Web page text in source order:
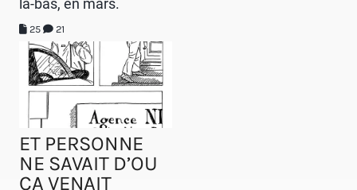
là-bas, en mars.
25 21
ET PERSONNE
NE SAVAIT D’OU
CA VENAIT